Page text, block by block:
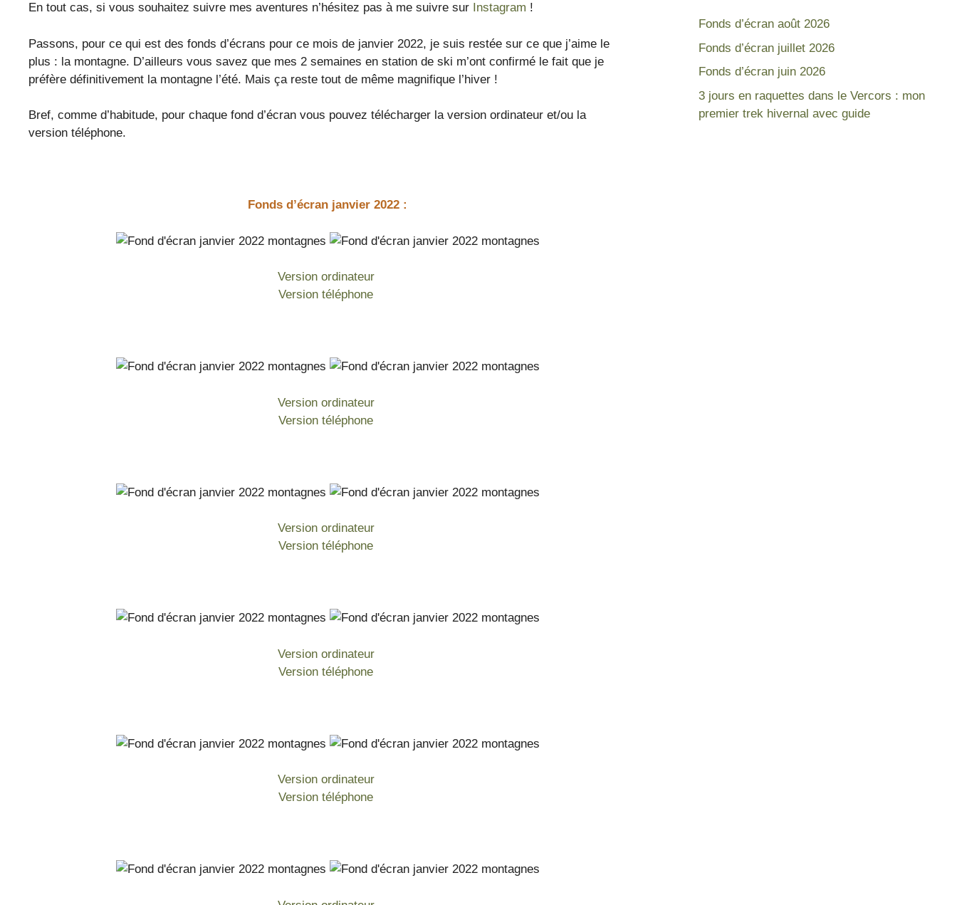
En tout cas, si vous souhaitez suivre mes aventures n’hésitez pas à me suivre sur Instagram !
Passons, pour ce qui est des fonds d’écrans pour ce mois de janvier 2022, je suis restée sur ce que j’aime le
plus : la montagne. D’ailleurs vous savez que mes 2 semaines en station de ski m’ont confirmé le fait que je
préfère définitivement la montagne l’été. Mais ça reste tout de même magnifique l’hiver !
Bref, comme d’habitude, pour chaque fond d’écran vous pouvez télécharger la version ordinateur et/ou la
version téléphone.
Fonds d’écran janvier 2022 :
Version ordinateur
Version téléphone
Version ordinateur
Version téléphone
Version ordinateur
Version téléphone
Version ordinateur
Version téléphone
Version ordinateur
Version téléphone
Fonds d’écran août 2026
Fonds d’écran juillet 2026
Fonds d’écran juin 2026
3 jours en raquettes dans le Vercors : mon
premier trek hivernal avec guide